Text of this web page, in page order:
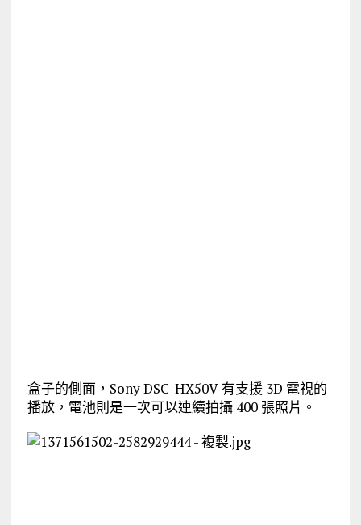
盒子的側面，Sony DSC-HX50V 有支援 3D 電視的
播放，電池則是一次可以連續拍攝 400 張照片。